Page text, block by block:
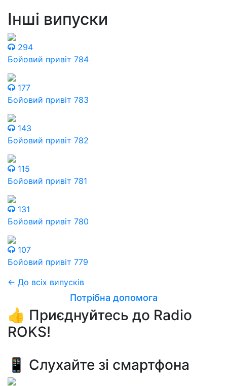
Інші випуски
294
Бойовий привіт 784
177
Бойовий привіт 783
143
Бойовий привіт 782
115
Бойовий привіт 781
131
Бойовий привіт 780
107
Бойовий привіт 779
← До всіх випусків
Потрібна допомога
👍 Приєднуйтесь до Radio
ROKS!
📱 Слухайте зі смартфона